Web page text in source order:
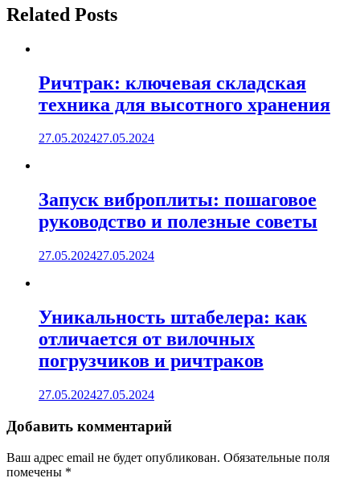
Related Posts
Ричтрак: ключевая складская
техника для высотного хранения
27.05.202427.05.2024
Запуск виброплиты: пошаговое
руководство и полезные советы
27.05.202427.05.2024
Уникальность штабелера: как
отличается от вилочных
погрузчиков и ричтраков
27.05.202427.05.2024
Добавить комментарий
Ваш адрес email не будет опубликован. Обязательные поля
помечены *